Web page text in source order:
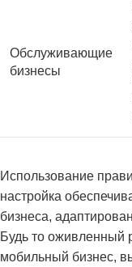
Обслуживающие
бизнесы
Использование
настройка
бизнеса,
Будь то оживленный
мобильный бизнес,